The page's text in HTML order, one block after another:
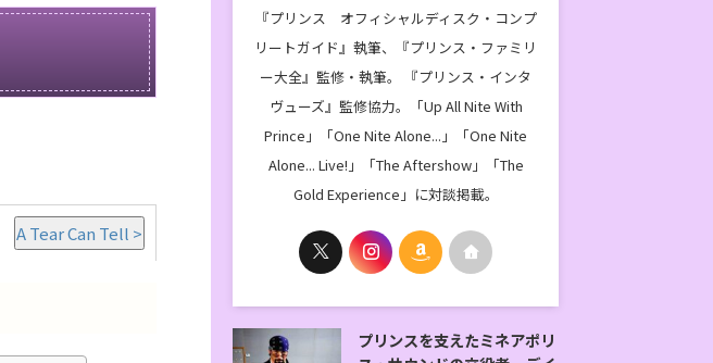
A Tear Can Tell >
『プリンス オフィシャルディスク・コンプ
リートガイド』執筆、『プリンス・ファミリ
ー大全』監修・執筆。 『プリンス・インタ
ヴューズ』監修協力。「Up All Nite With
Prince」「One Nite Alone...」「One Nite
Alone... Live!」「The Aftershow」「The
Gold Experience」に対談掲載。
プリンスを支えたミネアポリ